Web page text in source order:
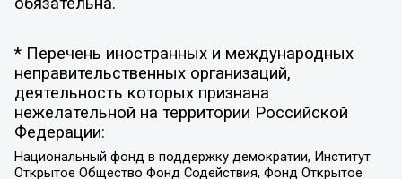
* Перечень иностранных и международных
неправительственных организаций,
деятельность которых признана
нежелательной на территории Российской
Федерации:
Национальный фонд в поддержку демократии, Институт
Открытое Общество Фонд Содействия, Фонд Открытое